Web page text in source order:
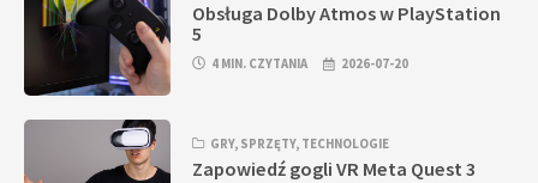
Obsługa Dolby Atmos w PlayStation
5
4 MIN. CZYTANIA 2026-07-20
GRY, SPRZĘTY, TECHNOLOGIE
Zapowiedź gogli VR Meta Quest 3